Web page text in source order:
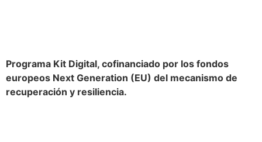
Programa Kit Digital, cofinanciado por los fondos
europeos Next Generation (EU) del mecanismo de
recuperación y resiliencia.